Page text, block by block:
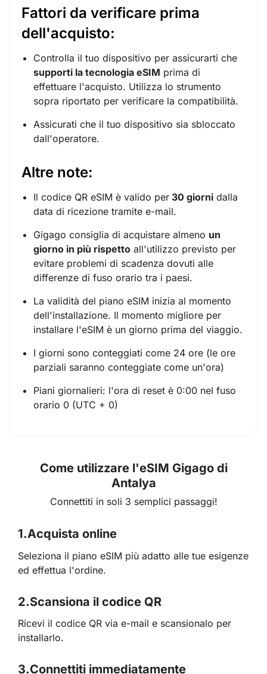
Fattori da verificare prima
dell'acquisto:
Controlla il tuo dispositivo per assicurarti che
supporti la tecnologia eSIM prima di
effettuare l'acquisto. Utilizza lo strumento
sopra riportato per verificare la compatibilità.
Assicurati che il tuo dispositivo sia sbloccato
dall'operatore.
Altre note:
Il codice QR eSIM è valido per 30 giorni dalla
data di ricezione tramite e-mail.
Gigago consiglia di acquistare almeno un
giorno in più rispetto all'utilizzo previsto per
evitare problemi di scadenza dovuti alle
differenze di fuso orario tra i paesi.
La validità del piano eSIM inizia al momento
dell'installazione. Il momento migliore per
installare l'eSIM è un giorno prima del viaggio.
I giorni sono conteggiati come 24 ore (le ore
parziali saranno conteggiate come un'ora)
Piani giornalieri: l'ora di reset è 0:00 nel fuso
orario 0 (UTC + 0)
Come utilizzare l'eSIM Gigago di
Antalya
Connettiti in soli 3 semplici passaggi!
1.Acquista online
Seleziona il piano eSIM più adatto alle tue esigenze
ed effettua l'ordine.
2.Scansiona il codice QR
Ricevi il codice QR via e-mail e scansionalo per
installarlo.
3.Connettiti immediatamente